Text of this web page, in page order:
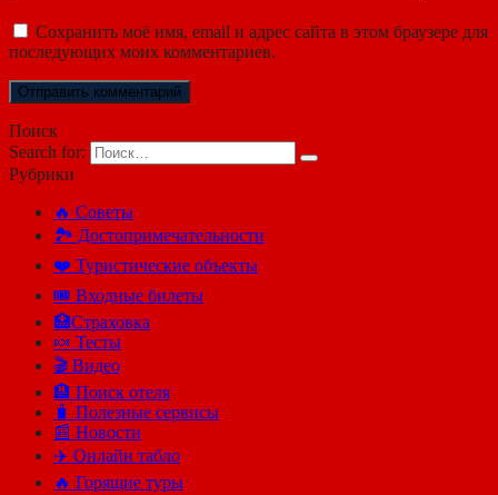
Сохранить моё имя, email и адрес сайта в этом браузере для
последующих моих комментариев.
Поиск
Search for:
Рубрики
🔥 Советы
🏞️ Достопримечательности
❤️ Туристические объекты
🎟️ Входные билеты
🏥Страховка
🍬 Тесты
🎬 Видео
🏨 Поиск отеля
🧳 Полезные сервисы
📰 Новости
✈️ Онлайн табло
🔥 Горящие туры